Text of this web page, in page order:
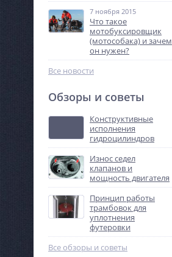
7 ноября 2015
Что такое
мотобуксировщик
(мотособака) и зачем
он нужен?
Все новости
Обзоры и советы
Конструктивные
исполнения
гидроцилиндров
Износ седел
клапанов и
мощность двигателя
Принцип работы
трамбовок для
уплотнения
футеровки
Все обзоры и советы